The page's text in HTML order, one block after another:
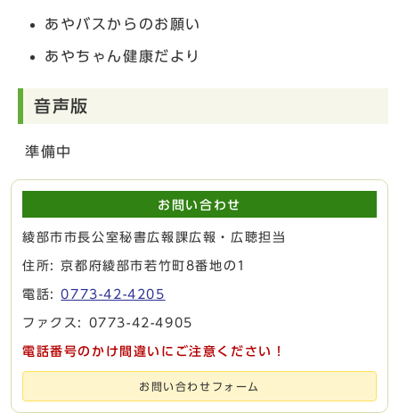
あやバスからのお願い
あやちゃん健康だより
音声版
準備中
お問い合わせ
綾部市市長公室秘書広報課広報・広聴担当
住所: 京都府綾部市若竹町8番地の1
電話:0773-42-4205
ファクス: 0773-42-4905
電話番号のかけ間違いにご注意ください！
お問い合わせフォーム